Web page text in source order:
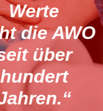
Werte
die AWO
über